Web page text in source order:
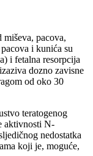
miševa, pacova,
i kunića su
i fetalna resorpcija
dozno zavisne
od oko 30
teratogenog
aktivnosti N-
nedostatka
koji je, moguće,